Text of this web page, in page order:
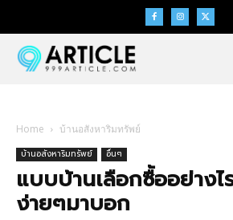
Home บ้านอสังหาริมทรัพย์
บ้านอสังหาริมทรัพย์ อื่นๆ
แบบบ้านเลือกซื้ออย่างไ
ง่ายๆมาบอก